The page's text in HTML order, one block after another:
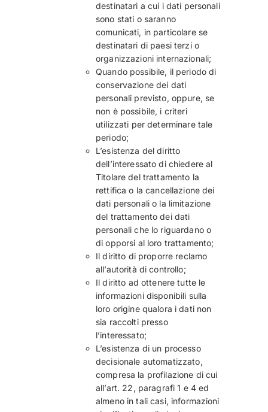
destinatari a cui i dati personali
sono stati o saranno
comunicati, in particolare se
destinatari di paesi terzi o
organizzazioni internazionali;
Quando possibile, il periodo di
conservazione dei dati
personali previsto, oppure, se
non è possibile, i criteri
utilizzati per determinare tale
periodo;
L’esistenza del diritto
dell’interessato di chiedere al
Titolare del trattamento la
rettifica o la cancellazione dei
dati personali o la limitazione
del trattamento dei dati
personali che lo riguardano o
di opporsi al loro trattamento;
Il diritto di proporre reclamo
all’autorità di controllo;
Il diritto ad ottenere tutte le
informazioni disponibili sulla
loro origine qualora i dati non
sia raccolti presso
l’interessato;
L’esistenza di un processo
decisionale automatizzato,
compresa la profilazione di cui
all’art. 22, paragrafi 1 e 4 ed
almeno in tali casi, informazioni